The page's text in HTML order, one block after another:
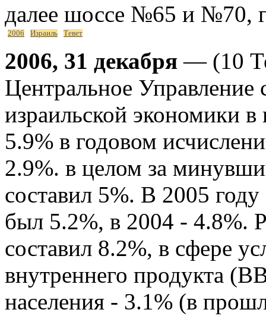
далее шоссе №65 и №70,
2006 Израиль Тевет
2006, 31 декабря — (10
Центральное Управление
израильской экономики
5.9% в годовом
2.9%. в целом за
составил 5%. В 2005
был 5.2%, в 2004 - 4.8%.
составил 8.2%, в сфере
внутреннего продукта
населения - 3.1% (в